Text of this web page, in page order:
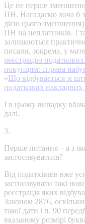
Це не перше
ПН. Нагадаємо хоча б
дією цього зменшення)
ПН на неплатників. І
залишаються
писали, зокрема, у
реєстрацію
покупцям: справа
«Що відбувається зі
податкових
І в цьому випадку
далі.
3.
Перше питання – а з
застосовуватися?
Від податківців вже
застосовувати такі
реєстрація яких
Законом 2876,
такої дати і п. 90
вказаному розмірі